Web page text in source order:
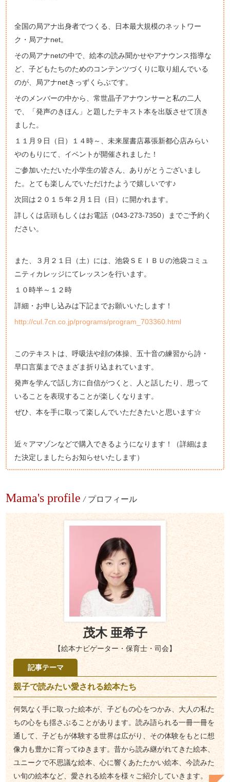
全国の局アナ出身者でつくる、日本最大規模のネットワー
ク・局アナnet。
その局アナnetの中で、絵本の読み聞かせやアナウンス指導な
ど、子どもたちのためのコンテンツづくりに取り組んでいる
のが、局アナnetきっずくらぶです。
そのメンバーの中から、常世晶子アナウンサーと私の二人
で、「発声のきほん」と題したテキスト本を出版させて頂き
ました。
１１月９日（日）１４時～、未来屋書店幕張新都心店みらい
やのもりにて、イベントが開催されました！
ご参加いただいた小学生の皆さん、ありがとうございまし
た。とても楽しんでいただけたようで嬉しいです♪
次回は２０１５年２月１日（日）に開かれます。
詳しくは店頭もしくはお電話（043-273-7350）までご予約く
ださい。
また、３月２１日（土）には、池袋ＳＥＩＢＵの池袋コミュ
ニティカレッジにてレッスンを行います。
１０時半～１２時
詳細・お申し込みは下記までお願いいたします！
http://cul.7cn.co.jp/programs/program_703360.html
このテキストは、呼吸法や顔の体操、五十音の練習から詩・
早口言葉までさまざま折り込まれています。
発声を学んで話し方に自信がつくと、人と話したり、思って
いることを表現することが楽しくなります。
ぜひ、本を手に取って楽しんでいただきたいと思います☆
近々アマゾンなどで購入できるようになります！（詳細はま
た決定しましたらお知らせいたします）
Mama's profile / プロフィール
茂木 亜希子
【絵本ナビゲーター・保育士・司会】
記事テーマ
親子で読みたい愛される絵本たち
何気なく手に取った絵本が、子どもの心をつかみ、大人の私た
ちの心をも揺さぶることがあります。読み語られる一冊一冊を
通して、子どもが体験する世界は広がり、その体験をもとに想
像力も豊かに育ってゆきます。昔から読み継がれてきた絵本、
ユニークで不思議な絵本、心に響くあたたかい絵本、今読みた
い旬の絵本など、愛される絵本を様々ご紹介していきます。